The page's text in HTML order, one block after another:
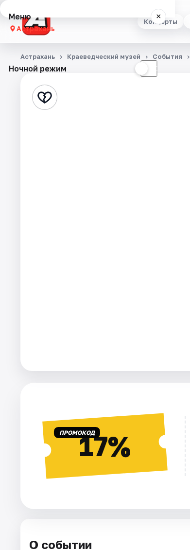
Концерты
Меню ×
Астрахань
Концерты
Стендап
Ночной режим ☾
Астрахань Краеведческий музей События
ПРОМОКОД17%
О событии